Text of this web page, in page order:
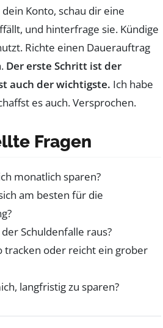
Konto, schau dir eine
und hinterfrage sie. Kündige
Richte einen Dauerauftrag
Der erste Schritt ist der
auch der wichtigste. Ich habe
es auch. Versprochen.
Fragen
monatlich sparen?
am besten für die
Schuldenfalle raus?
tracken oder reicht ein grober
langfristig zu sparen?